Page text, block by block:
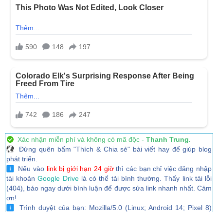
Xác nhận miễn phí và không có mã độc - Thanh Trung.
Đừng quên bấm "Thích & Chia sẻ" bài viết hay để giúp blog
phát triển.
Nếu vào link bị giới hạn 24 giờthì các bạn chỉ việc đăng nhập
tài khoảnGoogle Drivelà có thể tải bình thường. Thấy link tải lỗi
(404), báo ngay dưới bình luận để được sửa link nhanh nhất. Cảm
ơn!
Trình duyệt của bạn: Mozilla/5.0 (Linux; Android 14; Pixel 8)